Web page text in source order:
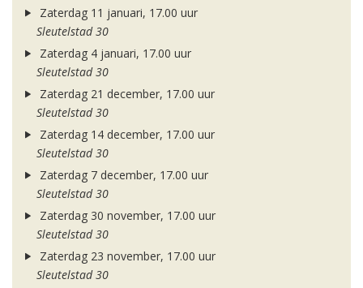
Zaterdag 11 januari, 17.00 uur
Sleutelstad 30
Zaterdag 4 januari, 17.00 uur
Sleutelstad 30
Zaterdag 21 december, 17.00 uur
Sleutelstad 30
Zaterdag 14 december, 17.00 uur
Sleutelstad 30
Zaterdag 7 december, 17.00 uur
Sleutelstad 30
Zaterdag 30 november, 17.00 uur
Sleutelstad 30
Zaterdag 23 november, 17.00 uur
Sleutelstad 30